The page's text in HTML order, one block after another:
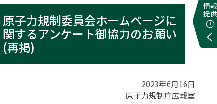
情報
提供
原子力規制委員会ホームページに
関するアンケート御協力のお願い
(再掲)
2023年6月16日
原子力規制庁広報室